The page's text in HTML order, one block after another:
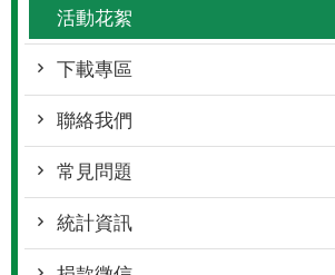
活動花絮
下載專區
聯絡我們
常見問題
統計資訊